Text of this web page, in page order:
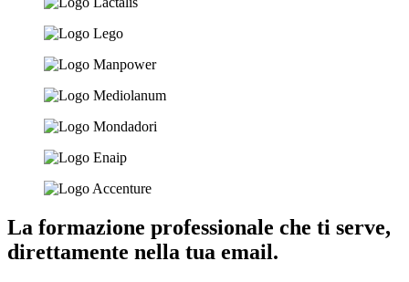
La formazione professionale che ti serve,
direttamente nella tua email.